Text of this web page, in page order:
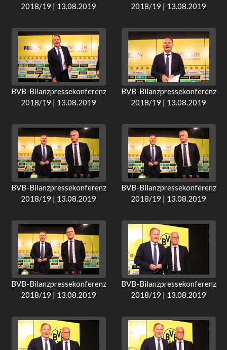
2018/19 | 13.08.2019
2018/19 | 13.08.2019
BVB-Bilanzpressekonferenz
2018/19 | 13.08.2019
BVB-Bilanzpressekonferenz
2018/19 | 13.08.2019
BVB-Bilanzpressekonferenz
2018/19 | 13.08.2019
BVB-Bilanzpressekonferenz
2018/19 | 13.08.2019
BVB-Bilanzpressekonferenz
2018/19 | 13.08.2019
BVB-Bilanzpressekonferenz
2018/19 | 13.08.2019